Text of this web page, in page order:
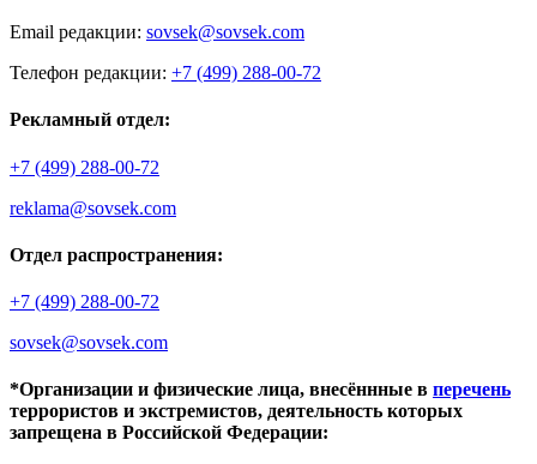
Email редакции: sovsek@sovsek.com
Телефон редакции: +7 (499) 288-00-72
Рекламный отдел:
+7 (499) 288-00-72
reklama@sovsek.com
Отдел распространения:
+7 (499) 288-00-72
sovsek@sovsek.com
*Организации и физические лица, внесённные в перечень
террористов и экстремистов, деятельность которых
запрещена в Российской Федерации: